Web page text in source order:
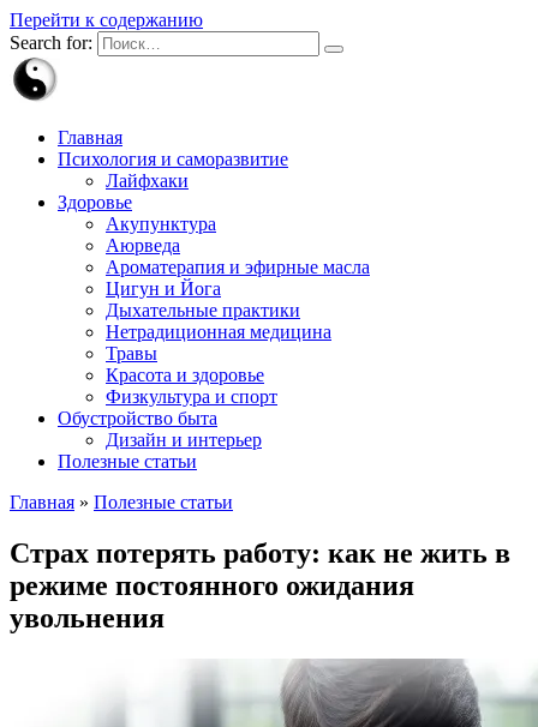
Перейти к содержанию
Search for:
Главная
Психология и саморазвитие
Лайфхаки
Здоровье
Акупунктура
Аюрведа
Ароматерапия и эфирные масла
Цигун и Йога
Дыхательные практики
Нетрадиционная медицина
Травы
Красота и здоровье
Физкультура и спорт
Обустройство быта
Дизайн и интерьер
Полезные статьи
Главная » Полезные статьи
Страх потерять работу: как не жить в
режиме постоянного ожидания
увольнения